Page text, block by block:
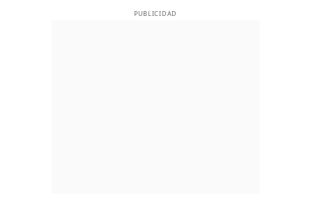
PUBLICIDAD